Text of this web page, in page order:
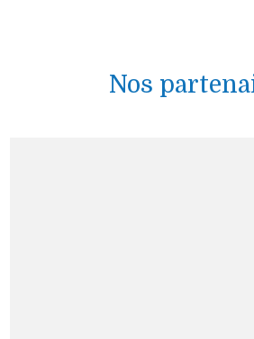
Nos